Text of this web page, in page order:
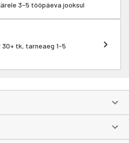
3-5 tööpäeva jooksul
tk, tarneaeg 1-5